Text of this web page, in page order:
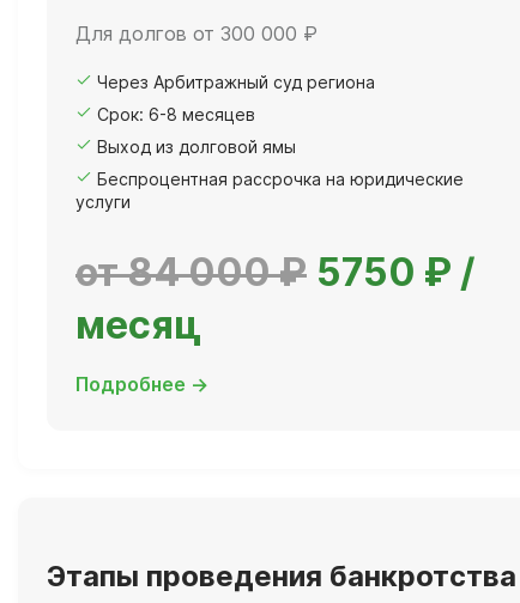
Для долгов от 300 000 ₽
Через Арбитражный суд региона
Срок: 6-8 месяцев
Выход из долговой ямы
Беспроцентная рассрочка на юридические
услуги
от 84 000 ₽ 5750 ₽ /
месяц
Подробнее →
Этапы проведения